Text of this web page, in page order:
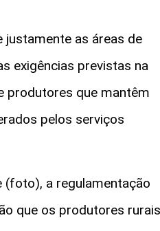
justamente as áreas de
exigências previstas na
produtores que mantêm
pelos serviços
(foto), a regulamentação
que os produtores